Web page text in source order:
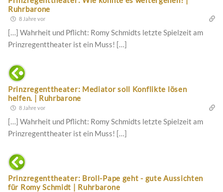
Ruhrbarone
8 Jahre vor
[…] Wahrheit und Pflicht: Romy Schmidts letzte Spielzeit am
Prinzregenttheater ist ein Muss! […]
Prinzregenttheater: Mediator soll Konflikte lösen
helfen. | Ruhrbarone
8 Jahre vor
[…] Wahrheit und Pflicht: Romy Schmidts letzte Spielzeit am
Prinzregenttheater ist ein Muss! […]
Prinzregenttheater: Broll-Pape geht - gute Aussichten
für Romy Schmidt | Ruhrbarone